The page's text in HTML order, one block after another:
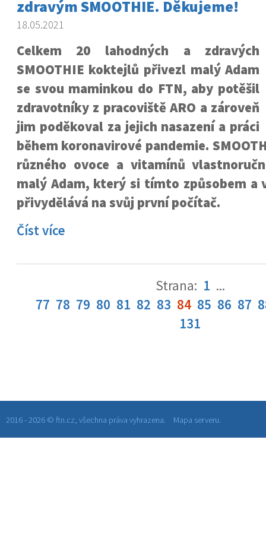
zdravým SMOOTHIE. Děkujeme!
18.05.2021
Celkem 20 lahodných a zdravých
SMOOTHIE koktejlů přivezl malý Adam
se svou maminkou do FTN, aby potěšil
zdravotníky z pracoviště ARO a zároveň
jim poděkoval za jejich nasazení a práci
během koronavirové pandemie.
různého ovoce a vitamínů
malý Adam, který si tímto způsobem
přivydělává na svůj první počítač.
Číst více
Strana: 1 ...
77 78 79 80 81 82 83 84 85 86 87
131
2016 - 2026 © ftn.cz, všechna práva vyhrazena. Mapa serveru.